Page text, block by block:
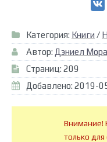
Категория: Книги /
Автор: Дэниел
Страниц: 209
Добавлено: 2019-
Внимание!
только